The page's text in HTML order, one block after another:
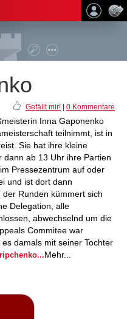
Gefällt mir! 0 Kommentare
Inna Gaponenko
teilnimmt, ist in
Sie hat ihre kleine
dann ab 13 Uhr ihre Partien
Pressezentrum auf oder
und ist dort dann
Runden kümmert sich
Delegation, alle
abwechselnd um die
Commitee war
damals mit seiner Tochter
Mehr...